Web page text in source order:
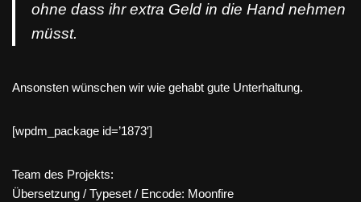
ohne dass ihr extra Geld in die Hand nehmen
müsst.
Ansonsten wünschen wir wie gehabt gute Unterhaltung.
[wpdm_package id=’1873′]
Team des Projekts:
Übersetzung / Typeset / Encode: Moonfire